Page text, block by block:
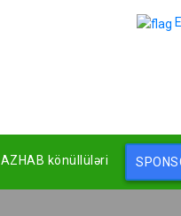
AZHAB könüllüləri